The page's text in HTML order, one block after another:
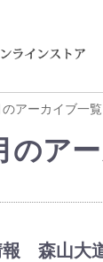
アーカイブ一覧
のア
森山大